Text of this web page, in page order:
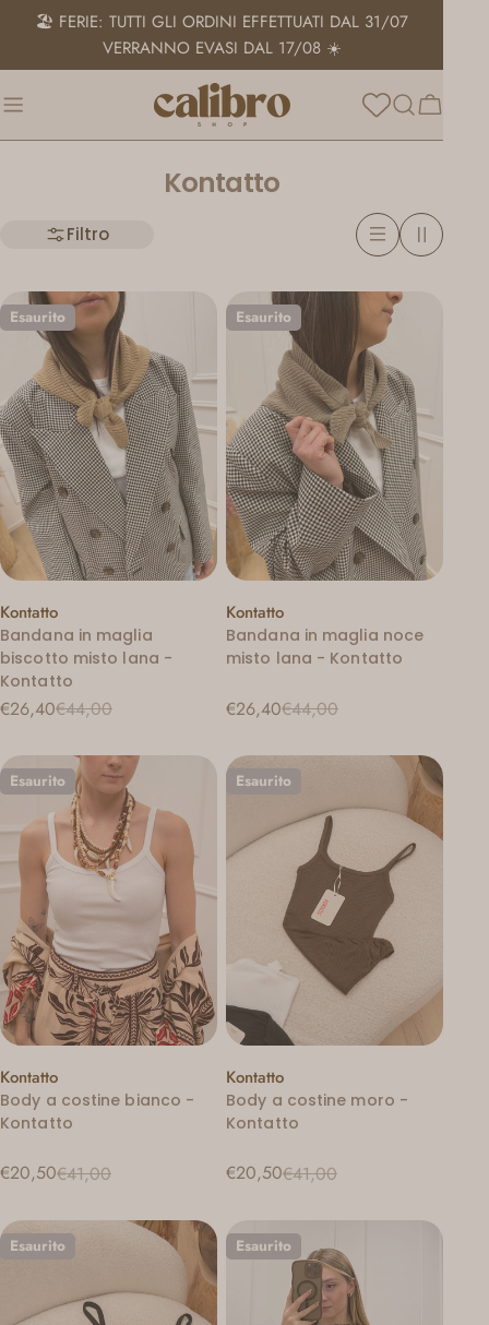
🏖️ FERIE: TUTTI GLI ORDINI EFFETTUATI DAL 31/07
VERRANNO EVASI DAL 17/08 ☀️
Carrello
C
z
i
o
n
e
:
Kontatto
Filtro
Esaurito
Venditore:
Kontatto
Bandana in maglia
biscotto misto lana -
Kontatto
Prezzo
vendita
€26,40
Prezzo €44,00
Esaurito
Venditore:
Kontatto
Bandana in maglia noce
misto lana - Kontatto
Prezzo
vendita
€26,40
Prezzo €44,00
Esaurito
Venditore:
Kontatto
Body a costine bianco -
Kontatto
Prezzo
vendita
€20,50
Prezzo €41,00
Esaurito
Venditore:
Kontatto
Body a costine moro -
Kontatto
Prezzo
vendita
€20,50
Prezzo €41,00
Esaurito Esaurito